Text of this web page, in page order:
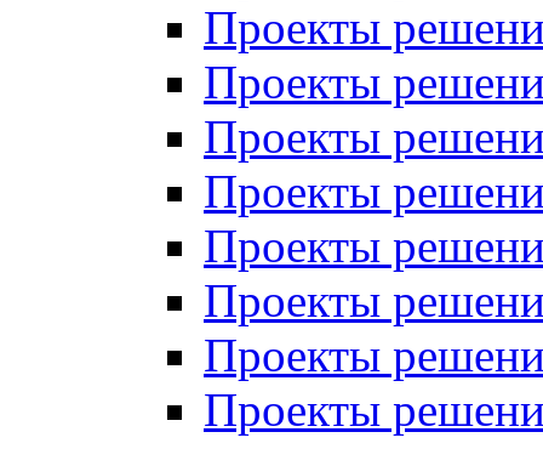
Проекты
Проекты
Проекты
Проекты
Проекты
Проекты
Проекты
Проекты